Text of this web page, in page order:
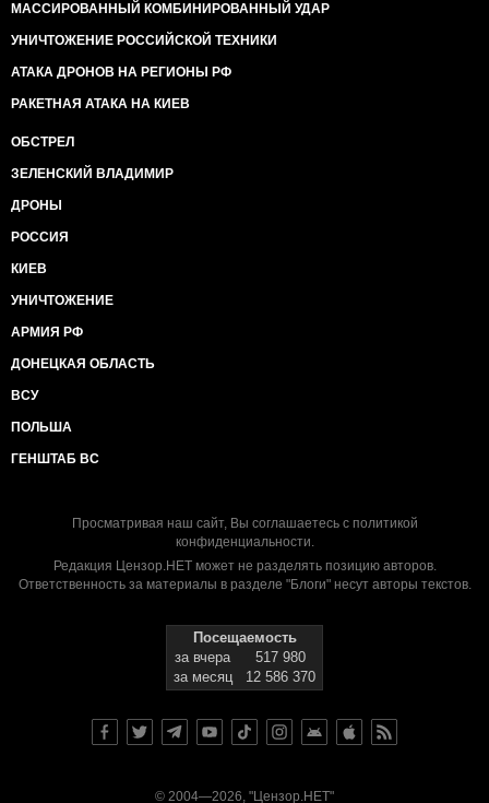
МАССИРОВАННЫЙ КОМБИНИРОВАННЫЙ УДАР
УНИЧТОЖЕНИЕ РОССИЙСКОЙ ТЕХНИКИ
АТАКА ДРОНОВ НА РЕГИОНЫ РФ
РАКЕТНАЯ АТАКА НА КИЕВ
ОБСТРЕЛ
ЗЕЛЕНСКИЙ ВЛАДИМИР
ДРОНЫ
РОССИЯ
КИЕВ
УНИЧТОЖЕНИЕ
АРМИЯ РФ
ДОНЕЦКАЯ ОБЛАСТЬ
ВСУ
ПОЛЬША
ГЕНШТАБ ВС
Просматривая наш сайт, Вы соглашаетесь с политикой
конфиденциальности.
Редакция Цензор.НЕТ может не разделять позицию авторов.
Ответственность за материалы в разделе "Блоги" несут авторы текстов.
Посещаемость
за вчера
517 980
за месяц
12 586 370
© 2004—2026, "Цензор.НЕТ"